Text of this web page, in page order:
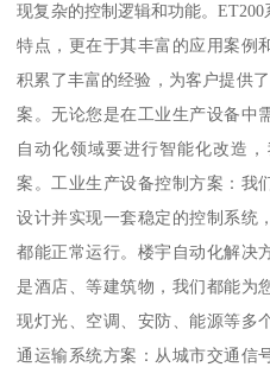
现复杂的控制逻辑和功能。
特点，更在于其丰富的应用案例
积累了丰富的经验，为客户提供
案。无论您是在工业生产设备中
自动化领域要进行智能化改造
案。工业生产设备控制方案：我
设计并实现一套稳定的控制系统
都能正常运行。楼宇自动化解决
是酒店、等建筑物，我们都能为
现灯光、空调、安防、能源等多
通运输系统方案：从城市交通信